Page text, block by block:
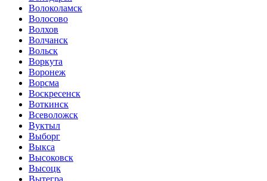
Волоколамск
Волосово
Волхов
Волчанск
Вольск
Воркута
Воронеж
Ворсма
Воскресенск
Воткинск
Всеволожск
Вуктыл
Выборг
Выкса
Высоковск
Высоцк
Вытегра